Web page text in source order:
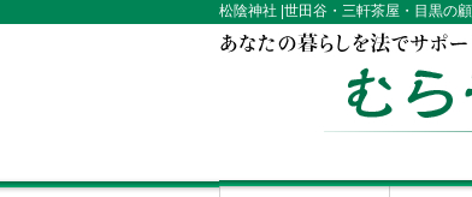
松陰神社 |世田谷・三軒茶屋・目黒の